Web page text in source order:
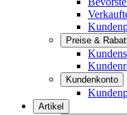
Preise &
Kundenkonto
Artikel